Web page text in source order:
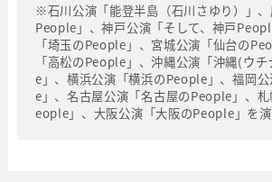
※石川公演「能登半島（石川さゆり）」
People」、神戸公演「そして、神戸
「埼玉のPeople」、宮城公演「仙台の
「高松のPeople」、沖縄公演「沖縄(ウ
e」、横浜公演「横浜のPeople」、福岡
e」、名古屋公演「名古屋のPeople」、
eople」、大阪公演「大阪のPeople」を